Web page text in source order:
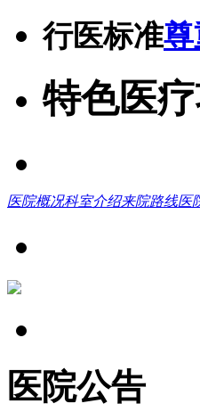
行医标准尊
特色医疗
医院概况科室介绍来院路线医
医院公告